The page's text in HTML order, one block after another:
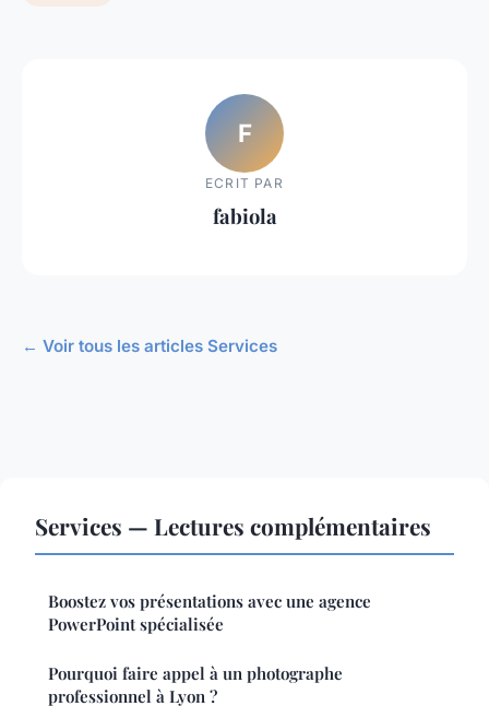
F
ECRIT PAR
fabiola
← Voir tous les articles Services
Services — Lectures complémentaires
Boostez vos présentations avec une agence
PowerPoint spécialisée
Pourquoi faire appel à un photographe
professionnel à Lyon ?